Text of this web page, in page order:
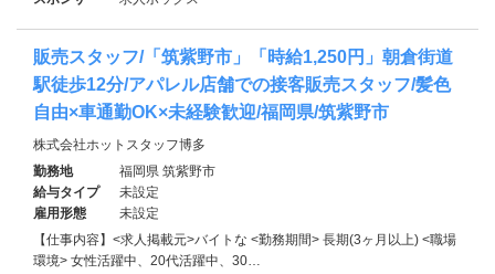
販売スタッフ/「筑紫野市」「時給1,250円」朝倉街道
駅徒歩12分/アパレル店舗での接客販売スタッフ/髪色
自由×車通勤OK×未経験歓迎/福岡県/筑紫野市
株式会社ホットスタッフ博多
勤務地
福岡県 筑紫野市
給与タイプ
未設定
雇用形態
未設定
【仕事内容】<求人掲載元>バイトな <勤務期間> 長期(3ヶ月以上) <職場
環境> 女性活躍中、20代活躍中、30…